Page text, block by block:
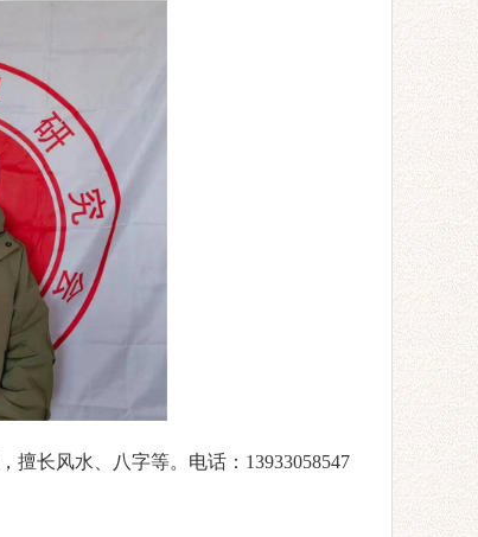
擅长风水、八字等。电话：13933058547